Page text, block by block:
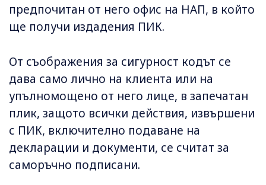
предпочитан от него офис на НАП, в който
ще получи издадения ПИК.
От съображения за сигурност кодът се
дава само лично на клиента или на
упълномощено от него лице, в запечатан
плик, защото всички действия, извършени
с ПИК, включително подаване на
декларации и документи, се считат за
саморъчно подписани.